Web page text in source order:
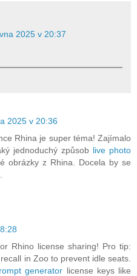
2025 v 20:37
2025 v 20:36
Rhina je super téma! Zajímalo
jednoduchý způsob live photo
obrázky z Rhina. Docela by se
Rhino license sharing! Pro tip:
in Zoo to prevent idle seats.
generator license keys like